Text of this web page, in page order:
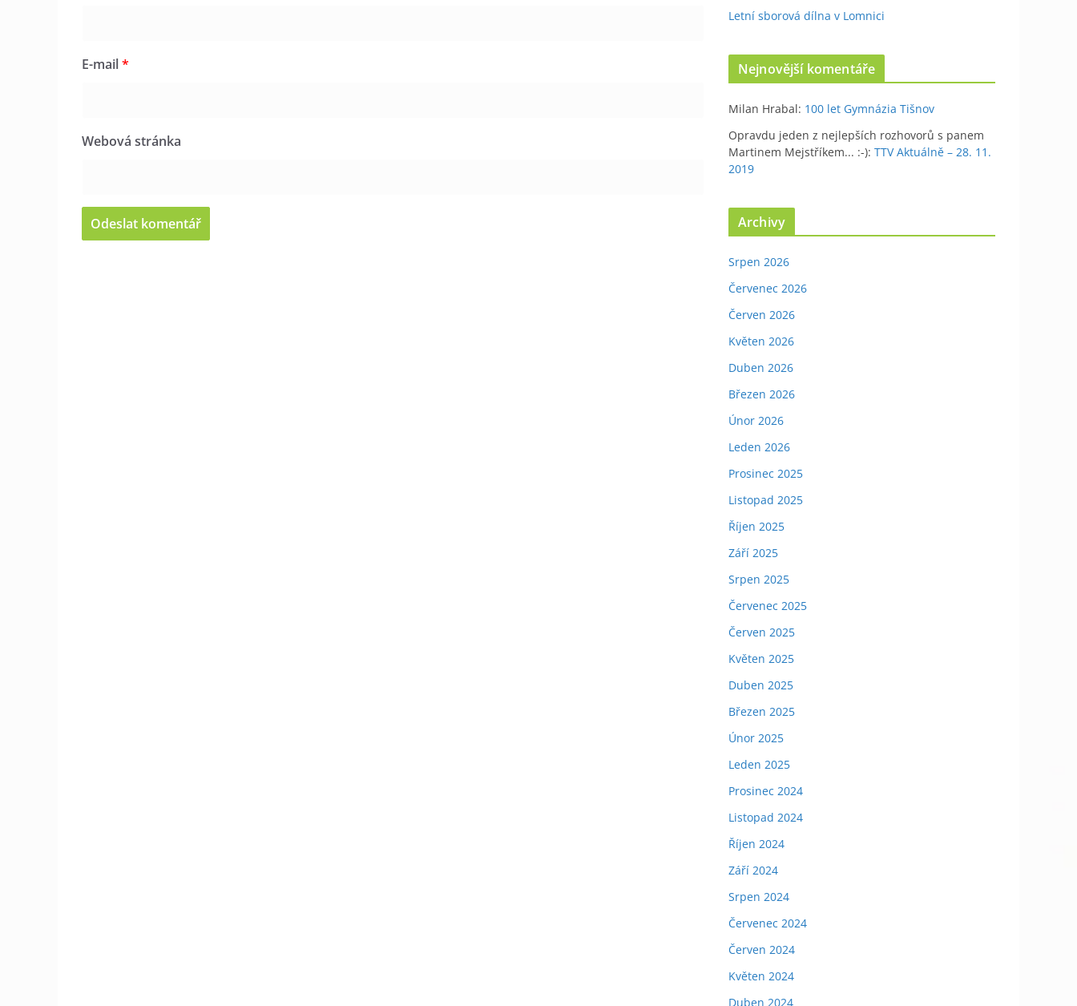
E-mail*
Webová stránka
Letní sborová dílna v Lomnici
Nejnovější komentáře
Milan Hrabal: 100 let Gymnázia Tišnov
Opravdu jeden z nejlepších rozhovorů s panem
Martinem Mejstříkem... :-): TTV Aktuálně – 28. 11.
2019
Archivy
Srpen 2026
Červenec 2026
Červen 2026
Květen 2026
Duben 2026
Březen 2026
Únor 2026
Leden 2026
Prosinec 2025
Listopad 2025
Říjen 2025
Září 2025
Srpen 2025
Červenec 2025
Červen 2025
Květen 2025
Duben 2025
Březen 2025
Únor 2025
Leden 2025
Prosinec 2024
Listopad 2024
Říjen 2024
Září 2024
Srpen 2024
Červenec 2024
Červen 2024
Květen 2024
Duben 2024